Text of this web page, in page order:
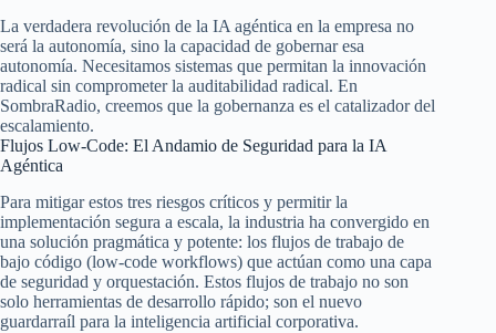
La verdadera revolución de la IA agéntica en la empresa no
será la autonomía, sino la capacidad de gobernar esa
autonomía. Necesitamos sistemas que permitan la innovación
radical sin comprometer la auditabilidad radical. En
SombraRadio, creemos que la gobernanza es el catalizador del
escalamiento.
Flujos Low-Code: El Andamio de Seguridad para la IA
Agéntica
Para mitigar estos tres riesgos críticos y permitir la
implementación segura a escala, la industria ha convergido en
una solución pragmática y potente: los flujos de trabajo de
bajo código (low-code workflows) que actúan como una capa
de seguridad y orquestación. Estos flujos de trabajo no son
solo herramientas de desarrollo rápido; son el nuevo
guardarraíl para la inteligencia artificial corporativa.